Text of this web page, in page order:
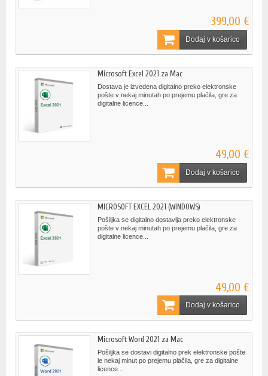
399,00 €
Dodaj v košarico
Microsoft Excel 2021 za Mac
Dostava je izvedena digitalno preko elektronske
pošte v nekaj minutah po prejemu plačila, gre za
digitalne licence...
49,00 €
Dodaj v košarico
MICROSOFT EXCEL 2021 (WINDOWS)
Pošiljka se digitalno dostavlja preko elektronske
pošte v nekaj minutah po prejemu plačila, gre za
digitalne licence...
49,00 €
Dodaj v košarico
Microsoft Word 2021 za Mac
Pošiljka se dostavi digitalno prek elektronske pošte
le nekaj minut po prejemu plačila, gre za digitalne
licence...